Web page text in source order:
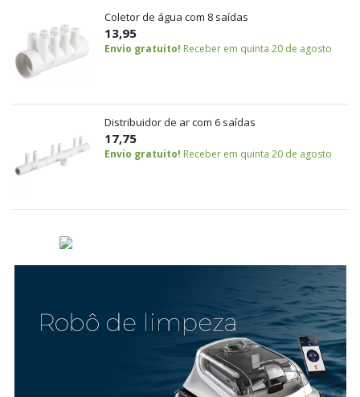
Coletor de água com 8 saídas
13,95
Envio gratuito! Receber em quinta 20 de agosto
Distribuidor de ar com 6 saídas
17,75
Envio gratuito! Receber em quinta 20 de agosto